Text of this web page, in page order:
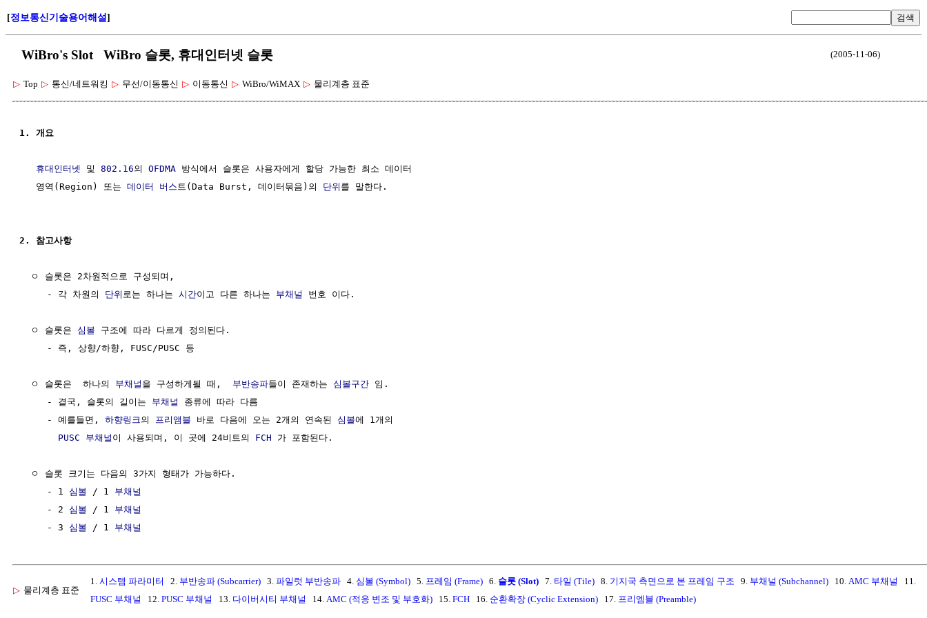
[정보통신기술용어해설] 검색
WiBro's Slot WiBro 슬롯, 휴대인터넷 슬롯 (2005-11-06)
▷ Top ▷ 통신/네트워킹 ▷ 무선/이동통신 ▷ 이동통신 ▷ WiBro/WiMAX ▷ 물리계층 표준
1. 개요
휴대인터넷 및 802.16의 OFDMA 방식에서 슬롯은 사용자에게 할당 가능한 최소 데이터
   영역(Region) 또는
데이터 버스 트(Data Burst, 데이터묶음)의 단위 를 말한다.
2. 참고사항
  ㅇ 슬롯은 2차원적으로 구성되며,
     - 각 차원의
단위 로는 하나는 시간이고 다른 하나는 부채널 번호 이다.
  ㅇ 슬롯은
심볼 구조에 따라 다르게 정의된다.
     - 즉, 상향/하향, FUSC/PUSC 등
  ㅇ 슬롯은  하나의
부채널 을 구성하게될 때, 부반송파들이 존재하는 심볼구간 임.
     - 결국, 슬롯의 길이는
부채널
종류에 따라 다름
     - 예를들면,
하향링크 의 프리앰블 바로 다음에 오는 2개의 연속된 심볼에 1개의
PUSC 부채널 이 사용되며, 이 곳에 24비트의 FCH 가 포함된다.
  ㅇ 슬롯 크기는 다음의 3가지 형태가 가능하다.
     - 1
심볼 / 1 부채널
     - 2
심볼 / 1 부채널
     - 3
심볼 / 1 부채널
▷ 물리계층 표준
1. 시스템 파라미터 2. 부반송파 (Subcarrier) 3. 파일럿 부반송파 4. 심볼 (Symbol) 5. 프레임 (Frame) 6. 슬롯 (Slot) 7. 타일 (Tile) 8. 기지국 측면으로 본 프레임 구조 9. 부채널 (Subchannel) 10. AMC 부채널
11.
FUSC 부채널
12. PUSC 부채널 13. 다이버시티 부채널 14. AMC (적응 변조 및 부호화) 15. FCH 16. 순환확장 (Cyclic Extension) 17. 프리엠블 (Preamble)